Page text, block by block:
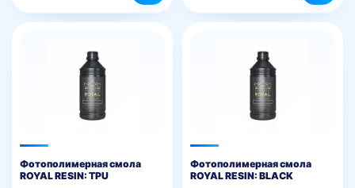
Фотополимерная смола
ROYAL RESIN: TPU
Фотополимерная смола
ROYAL RESIN: BLACK